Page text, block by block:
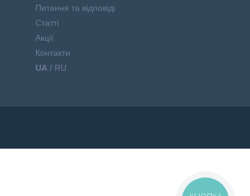
Питання та відповіді
Статті
Акції
Контакти
UA/ RU